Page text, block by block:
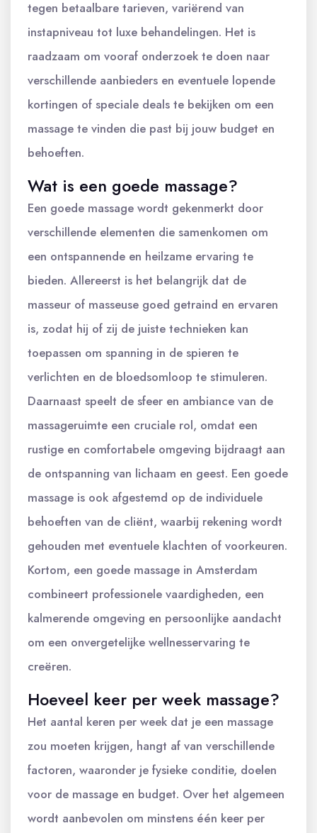
tegen betaalbare tarieven, variërend van
instapniveau tot luxe behandelingen. Het is
raadzaam om vooraf onderzoek te doen naar
verschillende aanbieders en eventuele lopende
kortingen of speciale deals te bekijken om een
massage te vinden die past bij jouw budget en
behoeften.
Wat is een goede massage?
Een goede massage wordt gekenmerkt door
verschillende elementen die samenkomen om
een ontspannende en heilzame ervaring te
bieden. Allereerst is het belangrijk dat de
masseur of masseuse goed getraind en ervaren
is, zodat hij of zij de juiste technieken kan
toepassen om spanning in de spieren te
verlichten en de bloedsomloop te stimuleren.
Daarnaast speelt de sfeer en ambiance van de
massageruimte een cruciale rol, omdat een
rustige en comfortabele omgeving bijdraagt aan
de ontspanning van lichaam en geest. Een goede
massage is ook afgestemd op de individuele
behoeften van de cliënt, waarbij rekening wordt
gehouden met eventuele klachten of voorkeuren.
Kortom, een goede massage in Amsterdam
combineert professionele vaardigheden, een
kalmerende omgeving en persoonlijke aandacht
om een onvergetelijke wellnesservaring te
creëren.
Hoeveel keer per week massage?
Het aantal keren per week dat je een massage
zou moeten krijgen, hangt af van verschillende
factoren, waaronder je fysieke conditie, doelen
voor de massage en budget. Over het algemeen
wordt aanbevolen om minstens één keer per